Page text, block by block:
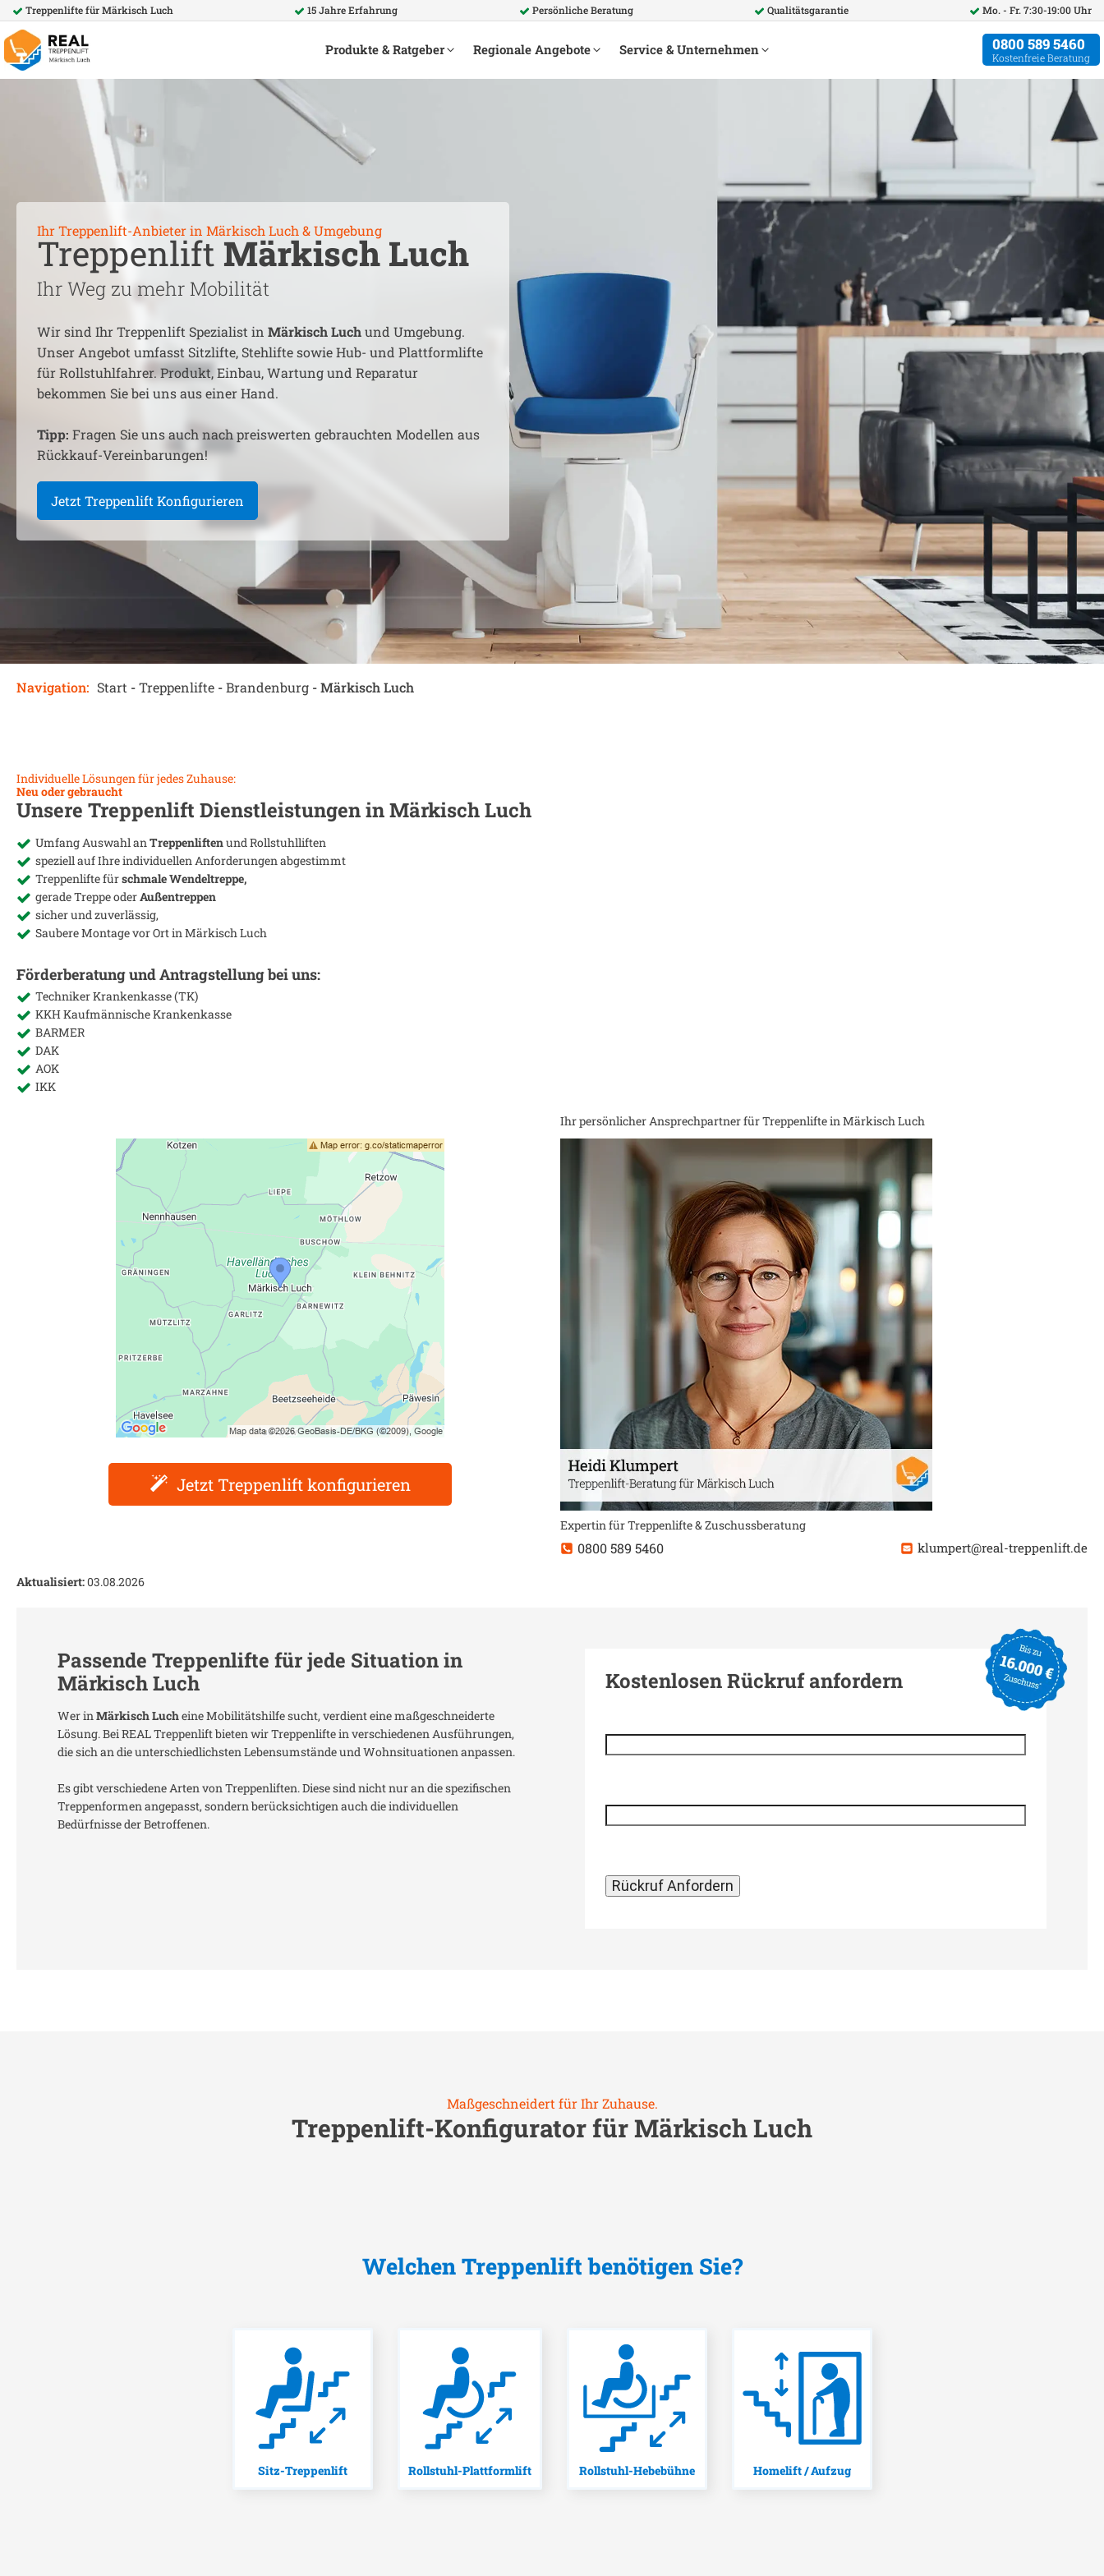
Treppenlifte fürMärkisch Luch 15 Jahre Erfahrung Persönliche Beratung Qualitätsgarantie Mo. - Fr. 7:30-19:00 Uhr
Produkte & Ratgeber Regionale Angebote Service & Unternehmen 0800 589 5460
Kostenfreie Beratung
Ihr Treppenlift-Anbieter in Märkisch Luch & Umgebung
Treppenlift Märkisch Luch
Ihr Weg zu mehr Mobilität
Wir sind Ihr Treppenlift Spezialist in Märkisch Luchund Umgebung.
Unser Angebot umfasst Sitzlifte, Stehlifte sowie Hub- und Plattformlifte
für Rollstuhlfahrer. Produkt, Einbau, Wartung und Reparatur
bekommen Sie bei uns aus einer Hand.
Tipp: Fragen Sie uns auch nach preiswerten gebrauchten Modellen aus
Rückkauf-Vereinbarungen!
Jetzt Treppenlift Konfigurieren
Navigation: Start -Treppenlifte -Brandenburg -Märkisch Luch
Individuelle Lösungen für jedes Zuhause:
Neu oder gebraucht
Unsere Treppenlift Dienstleistungen inMärkisch Luch
Umfang Auswahl an Treppenliftenund Rollstuhlliften
speziell auf Ihre individuellen Anforderungen abgestimmt
Treppenlifte fürschmale Wendeltreppe,
gerade Treppe oderAußentreppen
sicher und zuverlässig,
Saubere Montage vor Ort in Märkisch Luch
Förderberatung und Antragstellung bei uns:
Techniker Krankenkasse (TK)
KKH Kaufmännische Krankenkasse
BARMER
DAK
AOK
IKK
Jetzt Treppenlift konfigurieren
Ihr persönlicher Ansprechpartner für Treppenlifte in Märkisch Luch
Expertin für Treppenlifte & Zuschussberatung
0800 589 5460 klumpert@real-treppenlift.de
Aktualisiert:03.08.2026
Passende Treppenlifte für jede Situation in
Märkisch Luch
Wer in Märkisch Lucheine Mobilitätshilfe sucht, verdient eine maßgeschneiderte
Lösung. Bei REAL Treppenlift bieten wir Treppenlifte in verschiedenen Ausführungen,
die sich an die unterschiedlichsten Lebensumstände und Wohnsituationen anpassen.
Es gibt verschiedene Arten von Treppenliften. Diese sind nicht nur an die spezifischen
Treppenformen angepasst, sondern berücksichtigen auch die individuellen
Bedürfnisse der Betroffenen.
Kostenlosen Rückruf anfordern
Maßgeschneidert für Ihr Zuhause.
Treppenlift-Konfigurator fürMärkisch Luch
Welchen Treppenlift benötigen Sie?
Sitz-Treppenlift Rollstuhl-Plattformlift Rollstuhl-Hebebühne Homelift / Aufzug